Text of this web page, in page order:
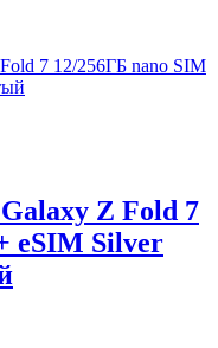
Z Fold 7
eSIM Silver